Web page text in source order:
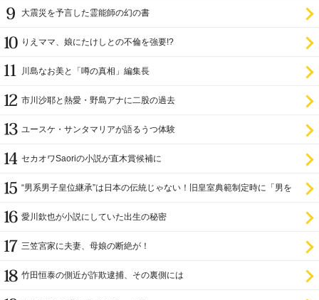
大震災を予言した霊能師の幻の書
りえママ、娘にたけしとの不倫を強要!?
川島なお美と「噂の真相」編集長
市川沙耶と熱愛・野島アナに二股の過去
ユースケ・サンタマリアが語るうつ体験
セカオワSaoriの小説が直木賞候補に
“男系男子皇位継承”は日本の伝統じゃない！旧皇室典範制定時に「男を
愛川欽也が小説にしていた出生の秘密
三笠宮家に夫妻、母娘の断絶が！
竹田恒泰の側近が詐欺逮捕、その裏側には